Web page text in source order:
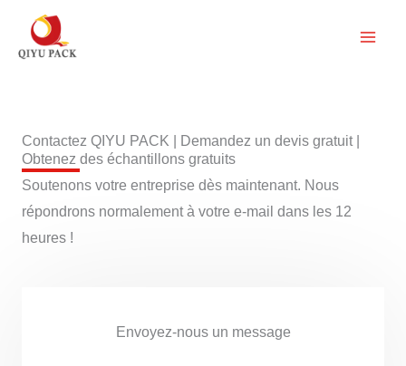
contenu
Contactez QIYU PACK | Demandez un devis gratuit |
Obtenez des échantillons gratuits
Soutenons votre entreprise dès maintenant. Nous
répondrons normalement à votre e-mail dans les 12
heures !
Envoyez-nous un message